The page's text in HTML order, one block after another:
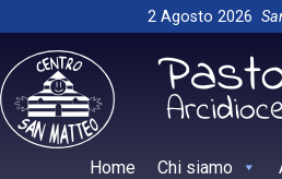
to
content
2 Agosto 2026
Home Chi siamo